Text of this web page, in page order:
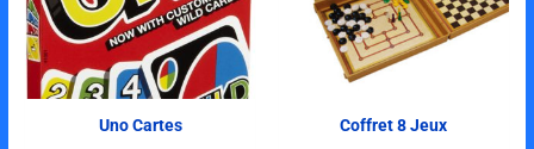
Uno Cartes Coffret 8 Jeux